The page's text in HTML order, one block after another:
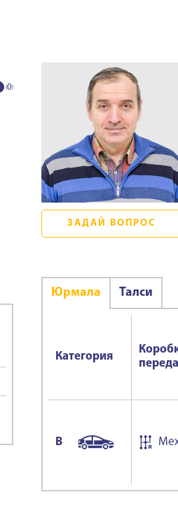
(0)
ЗАДАЙ ВОПРОС
Юрмала Талси
Категория
B